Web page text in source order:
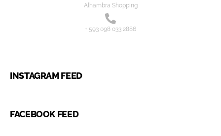
Alhambra Shopping
+ 593 098 033 2886
INSTAGRAM FEED
FACEBOOK FEED